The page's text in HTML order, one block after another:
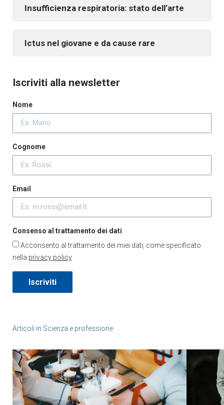
Insufficienza respiratoria: stato dell’arte
Ictus nel giovane e da cause rare
Iscriviti alla newsletter
Nome
Cognome
Email
Consenso al trattamento dei dati
Acconsento al trattamento dei miei dati, come specificato
nella privacy policy
Iscriviti
Articoli in Scienza e professione